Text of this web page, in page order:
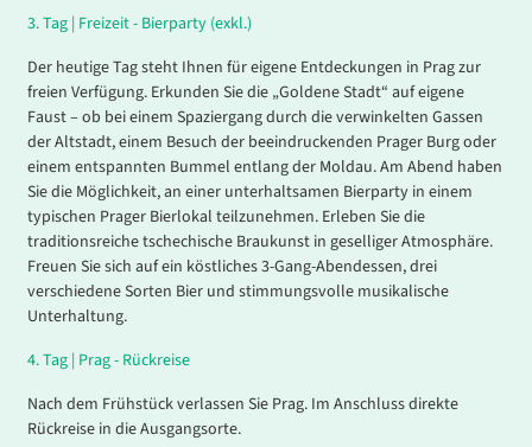
3.Tag | Freizeit - Bierparty (exkl.)
Der heutige Tag steht Ihnen für eigene Entdeckungen in Prag zur
freien Verfügung. Erkunden Sie die „Goldene Stadt“ auf eigene
Faust – ob bei einem Spaziergang durch die verwinkelten Gassen
der Altstadt, einem Besuch der beeindruckenden Prager Burg oder
einem entspannten Bummel entlang der Moldau. Am Abend haben
Sie die Möglichkeit, an einer unterhaltsamen Bierparty in einem
typischen Prager Bierlokal teilzunehmen. Erleben Sie die
traditionsreiche tschechische Braukunst in geselliger Atmosphäre.
Freuen Sie sich auf ein köstliches 3-Gang-Abendessen, drei
verschiedene Sorten Bier und stimmungsvolle musikalische
Unterhaltung.
4.Tag | Prag - Rückreise
Nach dem Frühstück verlassen Sie Prag. Im Anschluss direkte
Rückreise in die Ausgangsorte.